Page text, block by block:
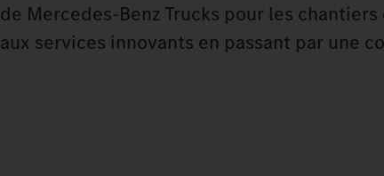
de Mercedes‑Benz Trucks pour les
aux services innovants en passant par une